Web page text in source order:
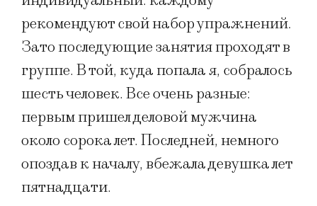
рекомендуют свой набор упражнений.
Зато последующие занятия проходят в
группе. В той, куда попала я, собралось
шесть человек. Все очень разные:
первым пришел деловой мужчина
около сорока лет. Последней, немного
опоздав к началу, вбежала девушка лет
пятнадцати.